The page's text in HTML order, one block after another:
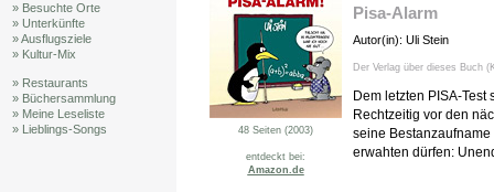
» Besuchte Orte
» Unterkünfte
» Ausflugsziele
» Kultur-Mix
» Restaurants
» Büchersammlung
» Meine Leseliste
» Lieblings-Songs
48 Seiten (2003)
entdeckt bei:
Amazon.de
Pisa-Alarm
Autor(in): Uli Stein
Der Verlag über dieses Buch
Dem letzten PISA-
Rechtzeitig vor den
seine
erwahten dürfen: